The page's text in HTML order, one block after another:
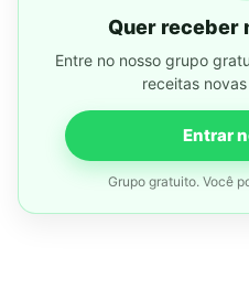
Quer receber
Entre no nosso grupo
receitas
Entrar
Grupo gratuito. Você